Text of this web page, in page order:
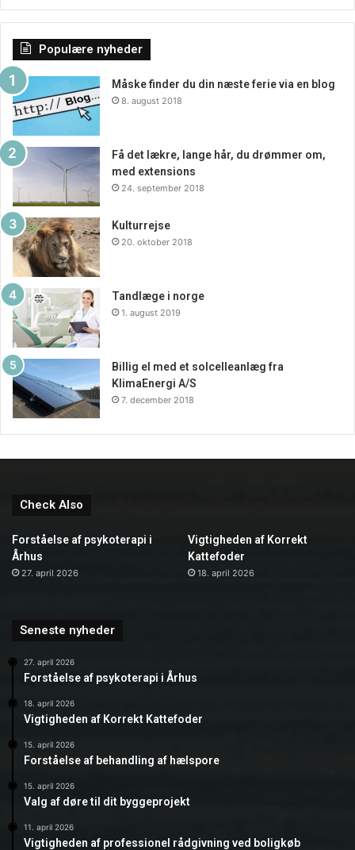
Populære nyheder
Måske finder du din næste ferie via en blog
8. august 2018
Få det lækre, lange hår, du drømmer om,
med extensions
24. september 2018
Kulturrejse
20. oktober 2018
Tandlæge i norge
1. august 2019
Billig el med et solcelleanlæg fra
KlimaEnergi A/S
7. december 2018
Check Also
Forståelse af psykoterapi i
Århus
27. april 2026
Vigtigheden af Korrekt
Kattefoder
18. april 2026
Seneste nyheder
27. april 2026
Forståelse af psykoterapi i Århus
18. april 2026
Vigtigheden af Korrekt Kattefoder
15. april 2026
Forståelse af behandling af hælspore
15. april 2026
Valg af døre til dit byggeprojekt
11. april 2026
Vigtigheden af professionel rådgivning ved boligkøb